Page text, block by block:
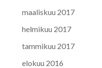
maaliskuu 2017
helmikuu 2017
tammikuu 2017
elokuu 2016